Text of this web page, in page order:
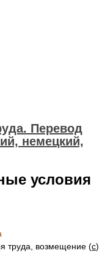
Перевод
немецкий,
условия
труда, возмещение (с)